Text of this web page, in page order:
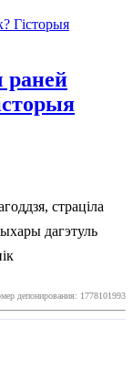
раней
страціла
дагэтуль
депонирования: 1778101993